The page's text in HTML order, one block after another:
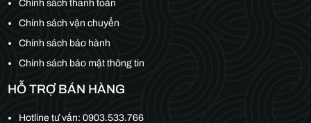
Chính sách thanh toán
Chính sách vận chuyển
Chính sách bảo hành
Chính sách bảo mật thông tin
HỖ TRỢ BÁN HÀNG
Hotline tư vấn:0903.533.766